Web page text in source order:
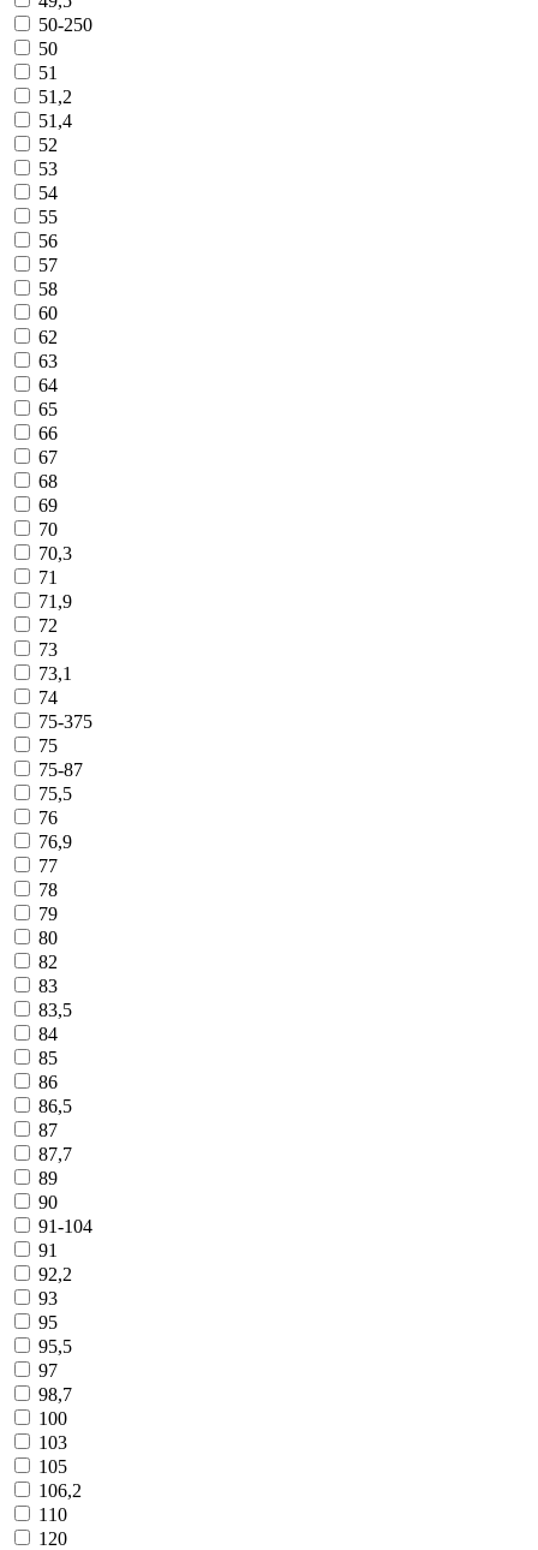
50-250
50
51
51,2
51,4
52
53
54
55
56
57
58
60
62
63
64
65
66
67
68
69
70
70,3
71
71,9
72
73
73,1
74
75-375
75
75-87
75,5
76
76,9
77
78
79
80
82
83
83,5
84
85
86
86,5
87
87,7
89
90
91-104
91
92,2
93
95
95,5
97
98,7
100
103
105
106,2
110
120